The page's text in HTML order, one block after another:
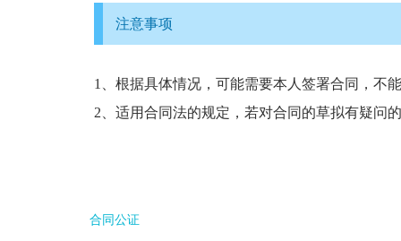
注意事项
1、根据具体情况，可能需要本人签署合同，不
2、适用合同法的规定，若对合同的草拟有疑问
合同公证